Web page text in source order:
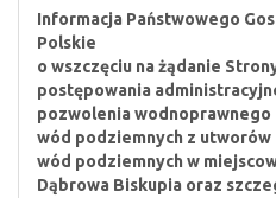
Informacja Państwowego
Polskie
o wszczęciu na żądanie
postępowania
pozwolenia wodnoprawnego
wód podziemnych z
wód podziemnych w
Dąbrowa Biskupia oraz